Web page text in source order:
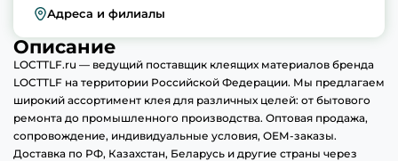
Описание
LOCTTLF.ru — ведущий поставщик клеящих материалов бренда
LOCTTLF на территории Российской Федерации. Мы предлагаем
широкий ассортимент клея для различных целей: от бытового
ремонта до промышленного производства. Оптовая продажа,
сопровождение, индивидуальные условия, ОЕМ-заказы.
Доставка по РФ, Казахстан, Беларусь и другие страны через
Адреса и филиалы